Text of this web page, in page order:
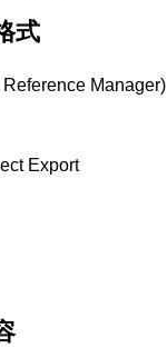
式
Manager)
Export